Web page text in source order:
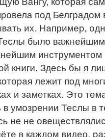
под Белградом
их. Например,
было
книги. Здесь бы я
лежит под
и заметках. Это
умозрении Теслы в
не не
в каждом видео,